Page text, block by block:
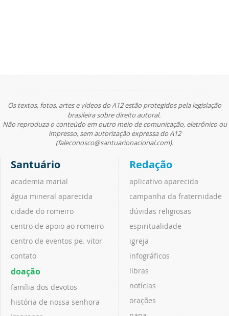
Os textos, fotos, artes e vídeos do A12 estão protegidos pela legislação
brasileira sobre direito autoral.
Não reproduza o conteúdo em outro meio de comunicação, eletrônico ou
impresso, sem autorização expressa do A12
(faleconosco@santuarionacional.com).
Santuário
academia marial
água mineral aparecida
cidade do romeiro
centro de apoio ao romeiro
centro de eventos pe. vitor
contato
doação
família dos devotos
história de nossa senhora
Redação
aplicativo aparecida
campanha da fraternidade
dúvidas religiosas
espiritualidade
igreja
infográficos
libras
notícias
orações